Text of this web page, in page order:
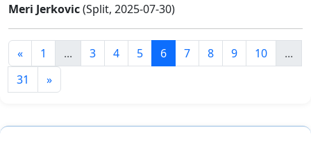
Meri Jerkovic(Split, 2025-07-30)
« 1 ... 3 4 5 6 7 8 9 10
...
31
»